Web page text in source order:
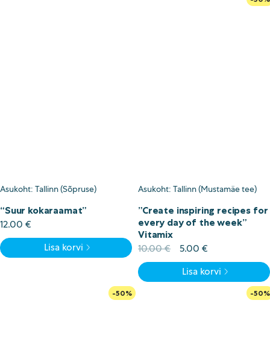
Asukoht: Tallinn (Sõpruse)
“Suur kokaraamat”
12.00 €
Lisa korvi
Asukoht: Tallinn (Mustamäe tee)
”Create inspiring recipes for
every day of the week”
Vitamix
10.00€
Algne
hind
oli:
10.00 €.
5.00 €Current
price
is:
5.00 €.
Lisa korvi
-50% -50%